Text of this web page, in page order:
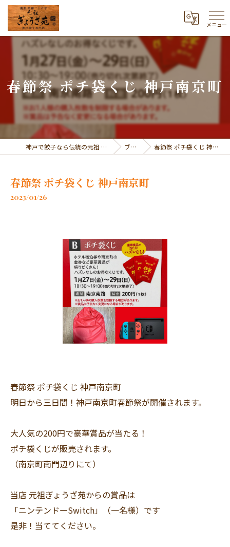
メニュー
春節祭 ポチ袋くじ 神戸南京町
神戸で餃子なら伝統の元祖 ぎょうざ苑 ブログ 春節祭 ポチ袋くじ 神戸南京町
春節祭 ポチ袋くじ 神戸南京町
2023/01/26
春節祭 ポチ袋くじ 神戸南京町
明日から三日間！神戸南京町春節祭が開催されます。
大人気の200円で豪華賞品が当たる！
ポチ袋くじが販売されます。
（南京町南門辺りにて）
当店 元祖ぎょうざ苑からの賞品は
「ニンテンドーSwitch」（一名様）です
是非！当ててください。